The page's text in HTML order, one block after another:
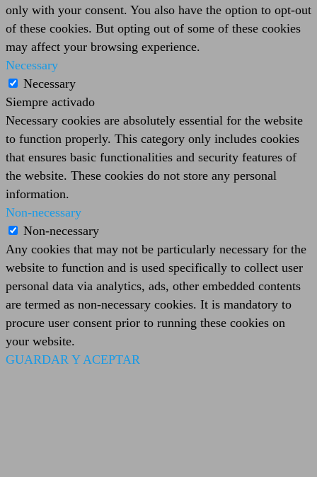
only with your consent. You also have the option to opt-out
of these cookies. But opting out of some of these cookies
may affect your browsing experience.
Necessary
Necessary
Siempre activado
Necessary cookies are absolutely essential for the website
to function properly. This category only includes cookies
that ensures basic functionalities and security features of
the website. These cookies do not store any personal
information.
Non-necessary
Non-necessary
Any cookies that may not be particularly necessary for the
website to function and is used specifically to collect user
personal data via analytics, ads, other embedded contents
are termed as non-necessary cookies. It is mandatory to
procure user consent prior to running these cookies on
your website.
GUARDAR Y ACEPTAR